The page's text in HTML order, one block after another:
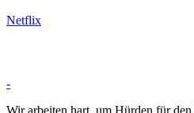
Netflix
-